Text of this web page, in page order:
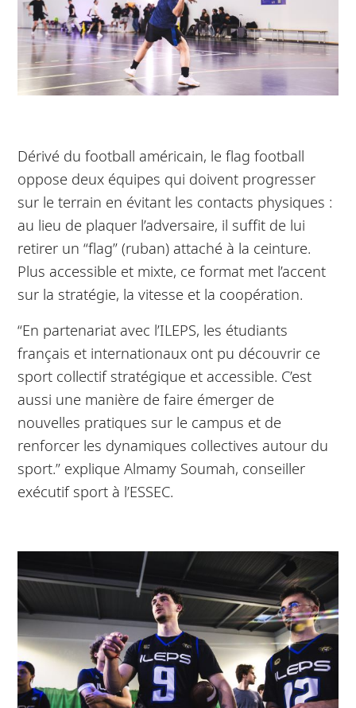
Dérivé du football américain, le flag football
oppose deux équipes qui doivent progresser
sur le terrain en évitant les contacts physiques :
au lieu de plaquer l’adversaire, il suffit de lui
retirer un “flag” (ruban) attaché à la ceinture.
Plus accessible et mixte, ce format met l’accent
sur la stratégie, la vitesse et la coopération.
“En partenariat avec l’ILEPS, les étudiants
français et internationaux ont pu découvrir ce
sport collectif stratégique et accessible. C’est
aussi une manière de faire émerger de
nouvelles pratiques sur le campus et de
renforcer les dynamiques collectives autour du
sport.” explique Almamy Soumah, conseiller
exécutif sport à l’ESSEC.